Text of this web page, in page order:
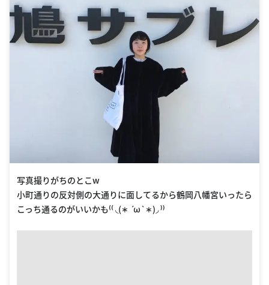
写真撮りがちのとこw
小町通りの反対側の大通りに面してるから鶴岡八幡宮いったら
こっち通るのがいいかも⁽⁽ ◟(∗ ˊωˋ ∗)◞ ⁾⁾